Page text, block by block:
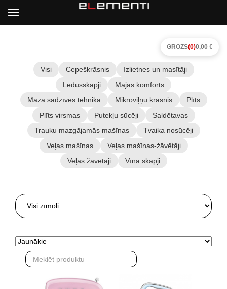
Visi Cepeškrāsnis
Izlietnes un masītāji
Ledusskapji
Mājas komforts
Mazā sadzīves tehnika
Mikroviļņu krāsnis
Plīts
Plīts virsmas
Putekļu sūcēji
Saldētavas
Trauku mazgājamās mašīnas
Tvaika nosūcēji
Veļas mašīnas
Veļas mašīnas-žāvētāji
Veļas žāvētāji
Vīna skapji
GROZS(0)0,00 €